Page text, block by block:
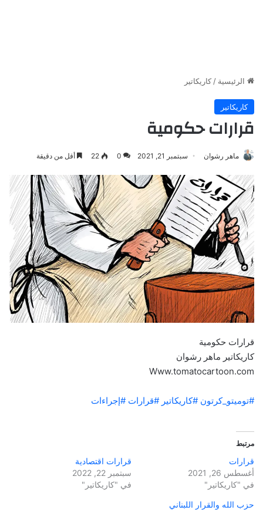
الرئيسية / كاريكاتير
كاريكاتير
قرارات حكومية
ماهر رشوان سبتمبر 21, 2021 0
22 أقل من دقيقة
قرارات حكومية
كاريكاتير ماهر رشوان
Www.tomatocartoon.com
#توميتو_كرتون #كاريكاتير #قرارات #إجراءات
مرتبط
قرارات
أغسطس 26, 2021
في "كاريكاتير"
قرارات اقتصادية
سبتمبر 22, 2022
في "كاريكاتير"
حزب الله والقرار اللبناني